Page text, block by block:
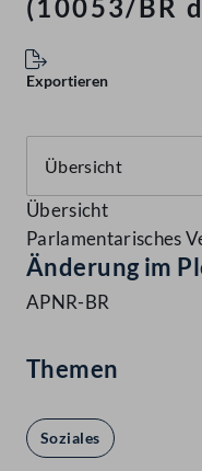
(10053/BR
Exportieren
Übersicht
Parlamentarisches
Änderung im
APNR-BR
Themen
Soziales